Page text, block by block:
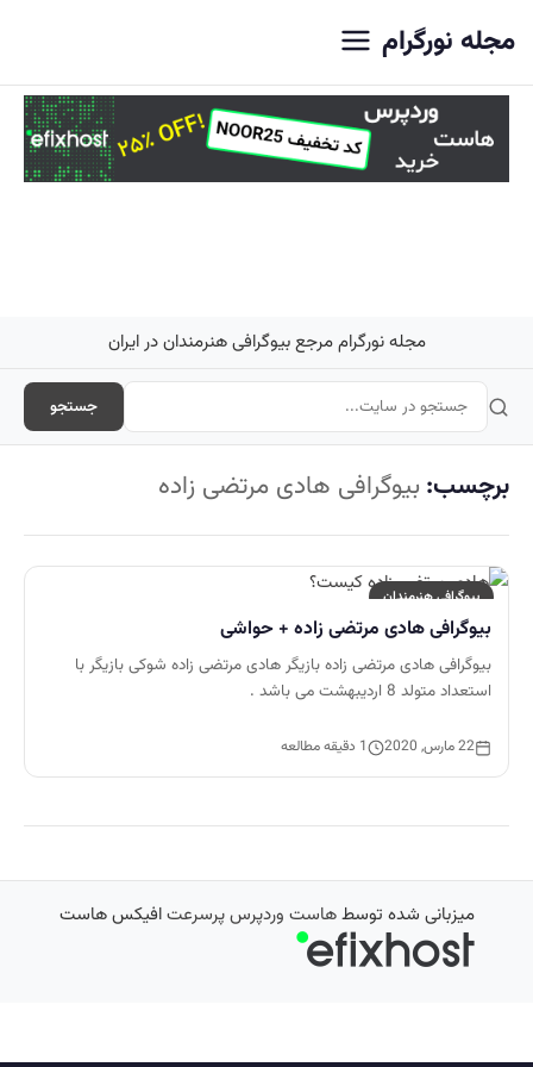
مجله نورگرام
مجله نورگرام مرجع بیوگرافی هنرمندان در ایران
جستجو
برچسب: بیوگرافی هادی مرتضی زاده
بیوگرافی هنرمندان
بیوگرافی هادی مرتضی زاده + حواشی
بیوگرافی هادی مرتضی زاده بازیگر هادی مرتضی زاده شوکی بازیگر با
استعداد متولد 8 اردیبهشت می باشد .
22 مارس, 2020 1 دقیقه مطالعه
میزبانی شده توسطهاست وردپرس پرسرعتافیکس هاست